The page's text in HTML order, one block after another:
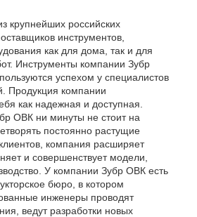
крупнейших российских
инструментов,
как для дома, так и для
Инструменты компании Зубр
успехом у специалистов
Продукция компании
как надежная и доступная.
ОВК ни минуты не стоит на
постоянно растущие
компания расширяет
и совершенствует модели,
У компании Зубр ОВК есть
бюро, в котором
инженеры проводят
ведут разработки новых